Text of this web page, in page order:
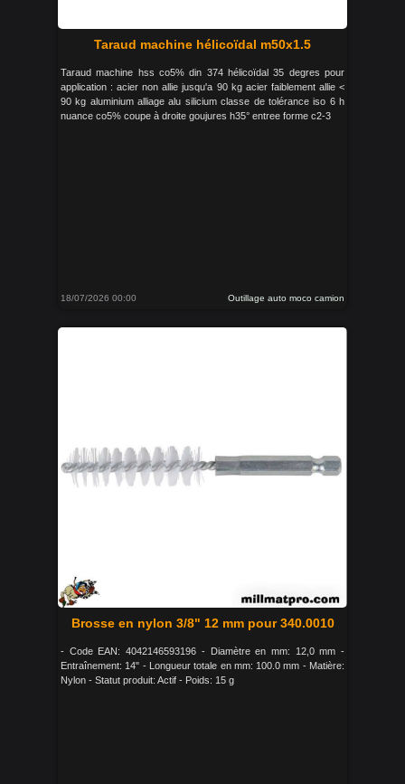
Taraud machine hélicoïdal m50x1.5
Taraud machine hss co5% din 374 hélicoïdal 35 degres pour
application : acier non allie jusqu'a 90 kg acier faiblement allie <
90 kg aluminium alliage alu silicium classe de tolérance iso 6 h
nuance co5% coupe à droite goujures h35° entree forme c2-3
18/07/2026 00:00 Outillage auto moco camion
Brosse en nylon 3/8" 12 mm pour 340.0010
- Code EAN: 4042146593196 - Diamètre en mm: 12,0 mm -
Entraînement: 14" - Longueur totale en mm: 100.0 mm - Matière:
Nylon - Statut produit: Actif - Poids: 15 g